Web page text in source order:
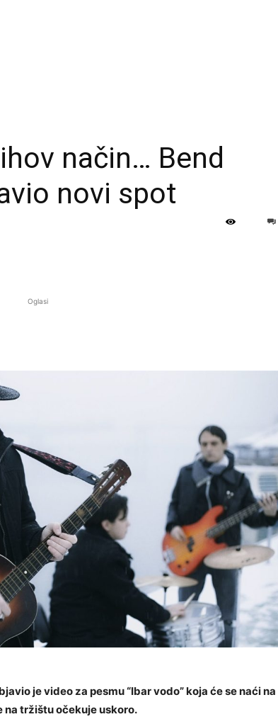
način… Bend
novi spot
Oglasi
je video za pesmu “Ibar vodo” koja će se naći na
tržištu očekuje uskoro.